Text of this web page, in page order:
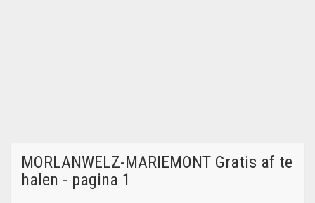
MORLANWELZ-MARIEMONT Gratis af te
halen - pagina 1